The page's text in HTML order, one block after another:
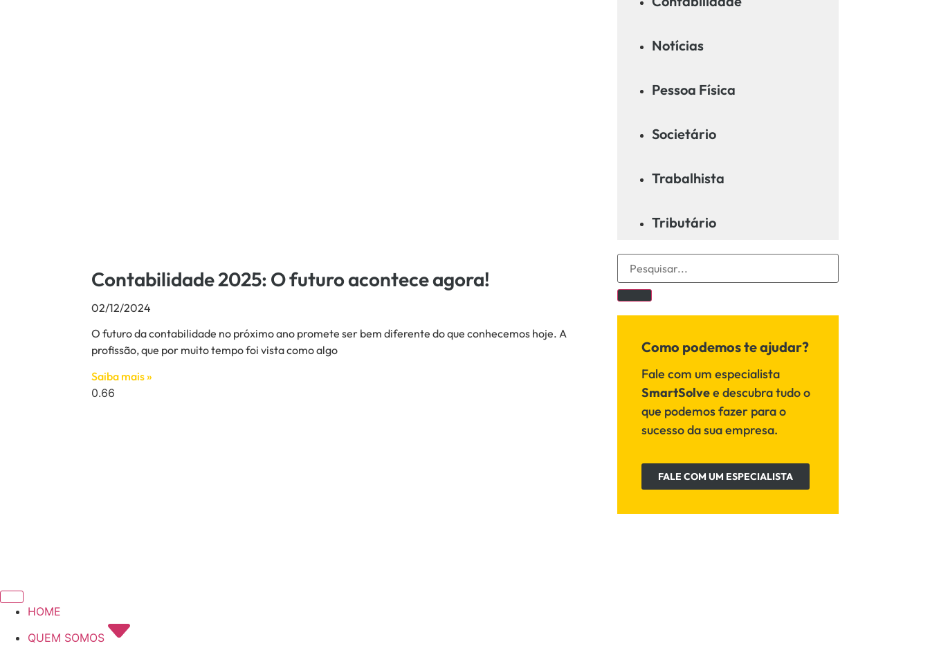
Contabilidade 2025: O futuro acontece agora!
02/12/2024
O futuro da contabilidade no próximo ano promete ser bem diferente do que conhecemos hoje. A
profissão, que por muito tempo foi vista como algo
Saiba mais »
Notícias
Pessoa Física
Societário
Trabalhista
Tributário
Como podemos te ajudar?
Fale com um especialista
SmartSolvee descubra tudo o
que podemos fazer para o
sucesso da sua empresa.
FALE COM UM ESPECIALISTA
HOME
QUEM SOMOS